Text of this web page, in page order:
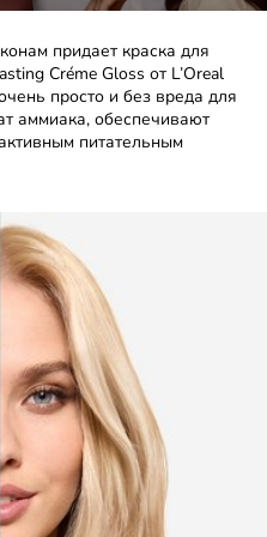
придает краска для
Créme Gloss от L’Oreal
просто и без вреда для
аммиака, обеспечивают
питательным